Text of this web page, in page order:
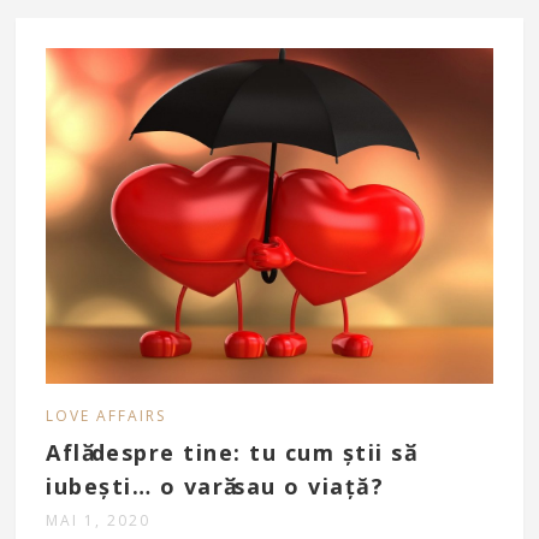
LOVE AFFAIRS
Aflӑ despre tine: tu cum știi sӑ
iubești… o varӑ sau o viață?
MAI 1, 2020